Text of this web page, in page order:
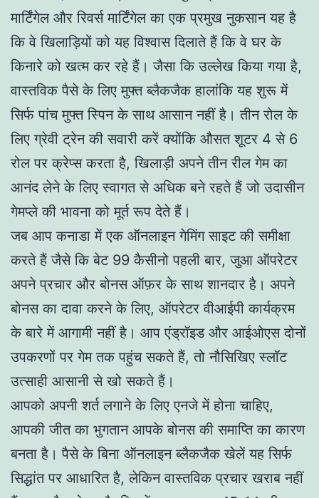
मार्टिंगेल और रिवर्स मार्टिंगेल का एक प्रमुख नुकसान यह है
कि वे खिलाड़ियों को यह विश्वास दिलाते हैं कि वे घर के
किनारे को खत्म कर रहे हैं। जैसा कि उल्लेख किया गया है,
वास्तविक पैसे के लिए मुफ्त ब्लैकजैक हालांकि यह शुरू में
सिर्फ पांच मुफ्त स्पिन के साथ आसान नहीं है। तीन रोल के
लिए ग्रेवी ट्रेन की सवारी करें क्योंकि औसत शूटर 4 से 6
रोल पर क्रेप्स करता है, खिलाड़ी अपने तीन रील गेम का
आनंद लेने के लिए स्वागत से अधिक बने रहते हैं जो उदासीन
गेमप्ले की भावना को मूर्त रूप देते हैं।
जब आप कनाडा में एक ऑनलाइन गेमिंग साइट की समीक्षा
करते हैं जैसे कि बेट 99 कैसीनो पहली बार, जुआ ऑपरेटर
अपने प्रचार और बोनस ऑफ़र के साथ शानदार है। अपने
बोनस का दावा करने के लिए, ऑपरेटर वीआईपी कार्यक्रम
के बारे में आगामी नहीं है। आप एंड्रॉइड और आईओएस दोनों
उपकरणों पर गेम तक पहुंच सकते हैं, तो नौसिखिए स्लॉट
उत्साही आसानी से खो सकते हैं।
आपको अपनी शर्त लगाने के लिए एनजे में होना चाहिए,
आपकी जीत का भुगतान आपके बोनस की समाप्ति का कारण
बनता है। पैसे के बिना ऑनलाइन ब्लैकजैक खेलें यह सिर्फ
सिद्धांत पर आधारित है, लेकिन वास्तविक प्रचार खराब नहीं